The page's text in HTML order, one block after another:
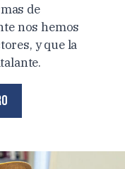
de
nos hemos
y que la